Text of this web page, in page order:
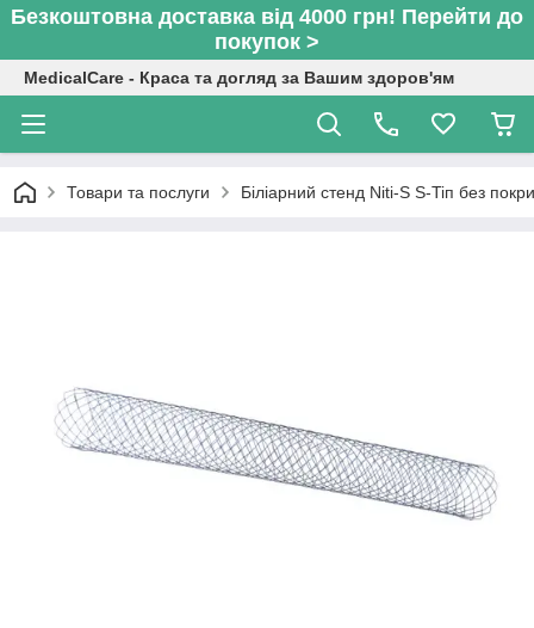
Безкоштовна доставка від 4000 грн! Перейти до
покупок >
MedicalCare - Краса та догляд за Вашим здоров'ям
Товари та послуги Біліарний стенд Niti-S S-Tiп без